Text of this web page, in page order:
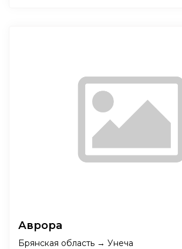
Аврора
Брянская область → Унеча